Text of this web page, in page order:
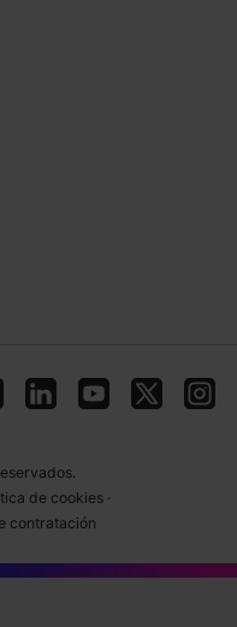
de cookies ·
contratación